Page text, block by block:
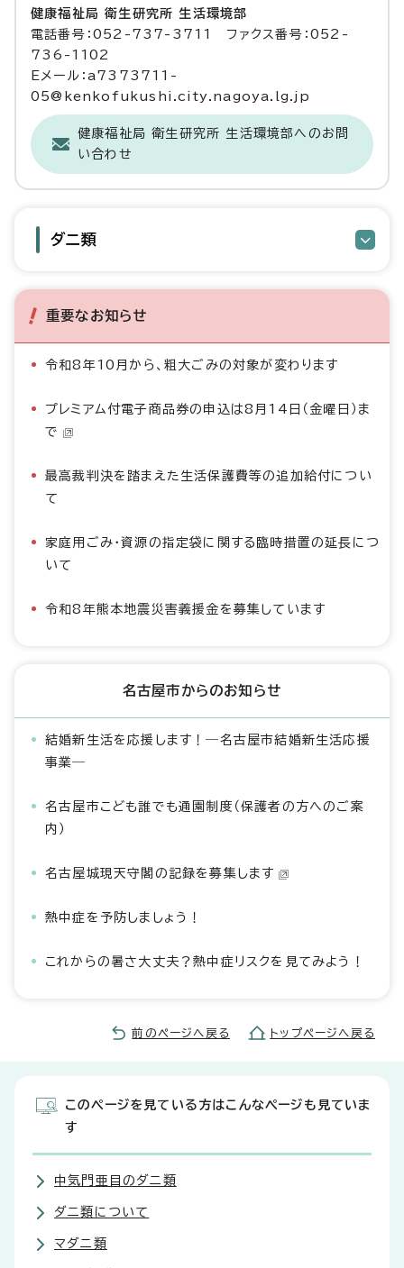
健康福祉局 衛生研究所 生活環境部
電話番号：052-737-3711 ファクス番号：052-
736-1102
Eメール：a7373711-
05@kenkofukushi.city.nagoya.lg.jp
健康福祉局 衛生研究所 生活環境部へのお問
い合わせ
ダニ類
重要なお知らせ
令和8年10月から、粗大ごみの対象が変わります
プレミアム付電子商品券の申込は8月14日（金曜日）ま
で
最高裁判決を踏まえた生活保護費等の追加給付につい
て
家庭用ごみ・資源の指定袋に関する臨時措置の延長につ
いて
令和8年熊本地震災害義援金を募集しています
名古屋市からのお知らせ
結婚新生活を応援します！―名古屋市結婚新生活応援
事業―
名古屋市こども誰でも通園制度（保護者の方へのご案
内）
名古屋城現天守閣の記録を募集します
熱中症を予防しましょう！
これからの暑さ大丈夫？熱中症リスクを見てみよう！
前のページへ戻る トップページへ戻る
このページを見ている方はこんなページも見ていま
す
中気門亜目のダニ類
ダニ類について
マダニ類